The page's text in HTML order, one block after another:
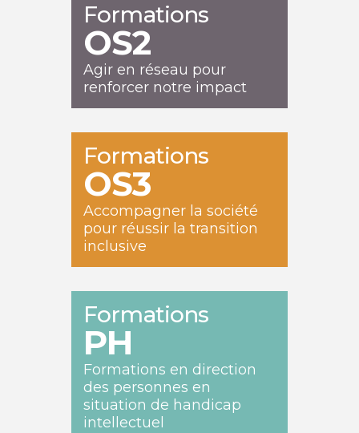
Formations
OS2
Agir en réseau pour
renforcer notre impact
Formations
OS3
Accompagner la société
pour réussir la transition
inclusive
Formations
PH
Formations en direction
des personnes en
situation de handicap
intellectuel